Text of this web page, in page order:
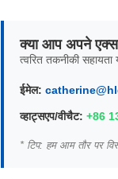
क्या आप अपने
त्वरित तकनीकी
ईमेल:
व्हाट्सएप/वीचैट: +86
* टिप: हम आम तौर पर